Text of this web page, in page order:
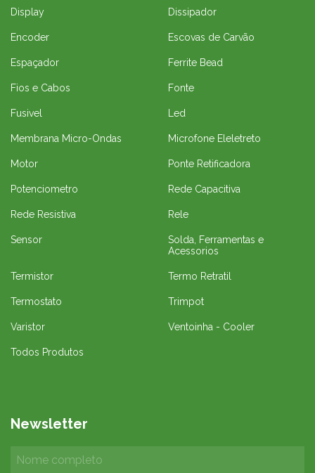
Display Dissipador
Encoder Escovas de Carvão
Espaçador Ferrite Bead
Fios e Cabos Fonte
Fusivel Led
Membrana Micro-Ondas Microfone Eleletreto
Motor Ponte Retificadora
Potenciometro Rede Capacitiva
Rede Resistiva Rele
Sensor
Solda, Ferramentas e
Acessorios
Termistor Termo Retratil
Termostato Trimpot
Varistor Ventoinha - Cooler
Todos Produtos
Newsletter